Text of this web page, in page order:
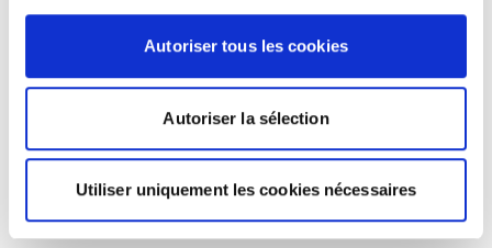
Autoriser tous les cookies
Autoriser la sélection
Utiliser uniquement les cookies nécessaires